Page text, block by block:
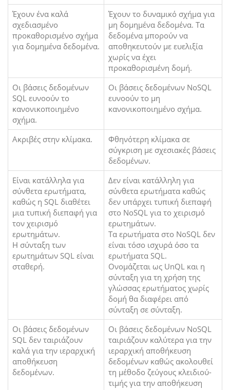
Έχουν ένα καλά
σχεδιασμένο
προκαθορισμένο σχήμα
για δομημένα δεδομένα.
Έχουν το δυναμικό σχήμα για
μη δομημένα δεδομένα. Τα
δεδομένα μπορούν να
αποθηκευτούν με ευελιξία
χωρίς να έχει
προκαθορισμένη δομή.
Οι βάσεις δεδομένων
SQL ευνοούν το
κανονικοποιημένο
σχήμα.
Οι βάσεις δεδομένων NoSQL
ευνοούν το μη
κανονικοποιημένο σχήμα.
Ακριβές στην κλίμακα.
Φθηνότερη κλίμακα σε
σύγκριση με σχεσιακές βάσεις
δεδομένων.
Είναι κατάλληλα για
σύνθετα ερωτήματα,
καθώς η SQL διαθέτει
μια τυπική διεπαφή για
τον χειρισμό
ερωτημάτων.
Η σύνταξη των
ερωτημάτων SQL είναι
σταθερή.
Δεν είναι κατάλληλη για
σύνθετα ερωτήματα καθώς
δεν υπάρχει τυπική διεπαφή
στο NoSQL για το χειρισμό
ερωτημάτων.
Τα ερωτήματα στο NoSQL δεν
είναι τόσο ισχυρά όσο τα
ερωτήματα SQL.
Ονομάζεται ως UnQL και η
σύνταξη για τη χρήση της
γλώσσας ερωτήματος χωρίς
δομή θα διαφέρει από
σύνταξη σε σύνταξη.
Οι βάσεις δεδομένων
SQL δεν ταιριάζουν
καλά για την ιεραρχική
αποθήκευση
δεδομένων.
Οι βάσεις δεδομένων NoSQL
ταιριάζουν καλύτερα για την
ιεραρχική αποθήκευση
δεδομένων καθώς ακολουθεί
τη μέθοδο ζεύγους κλειδιού-
τιμής για την αποθήκευση